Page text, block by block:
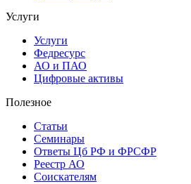
Услуги
Услуги
Федресурс
АО и ПАО
Цифровые активы
Полезное
Статьи
Cеминары
Ответы Цб РФ и ФРСФР
Реестр АО
Соискателям